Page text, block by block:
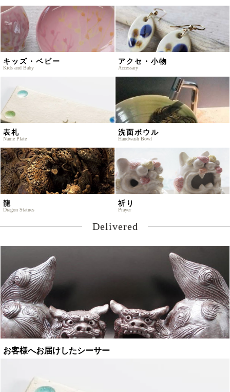
キッズ・ベビー
Kids and Baby
アクセ・小物
Accessary
表札
Name Plate
洗面ボウル
Handwash Bowl
龍
Dragon Statues
祈り
Prayer
Delivered
お客様へお届けしたシーサー